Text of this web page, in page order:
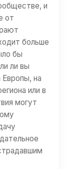
и
от
больше
бы
ли вы
на
или в
могут